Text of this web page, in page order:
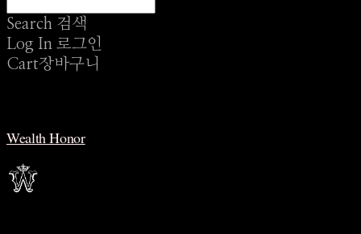
Search 검색
Log In 로그인
Cart장바구니
Wealth Honor